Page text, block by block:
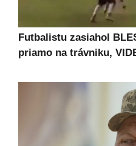
Futbalistu zasiahol
priamo na trávniku,